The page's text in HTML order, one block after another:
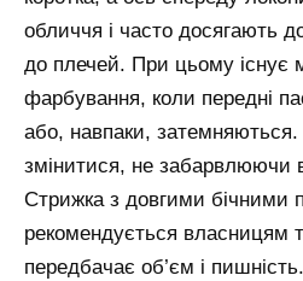
обличчя і часто досягають
до плечей. При цьому існує
фарбування, коли передні
або, навпаки,
змінитися, не
Стрижка з довгими бічними
рекомендується власницям
передбачає об’єм і пишність.